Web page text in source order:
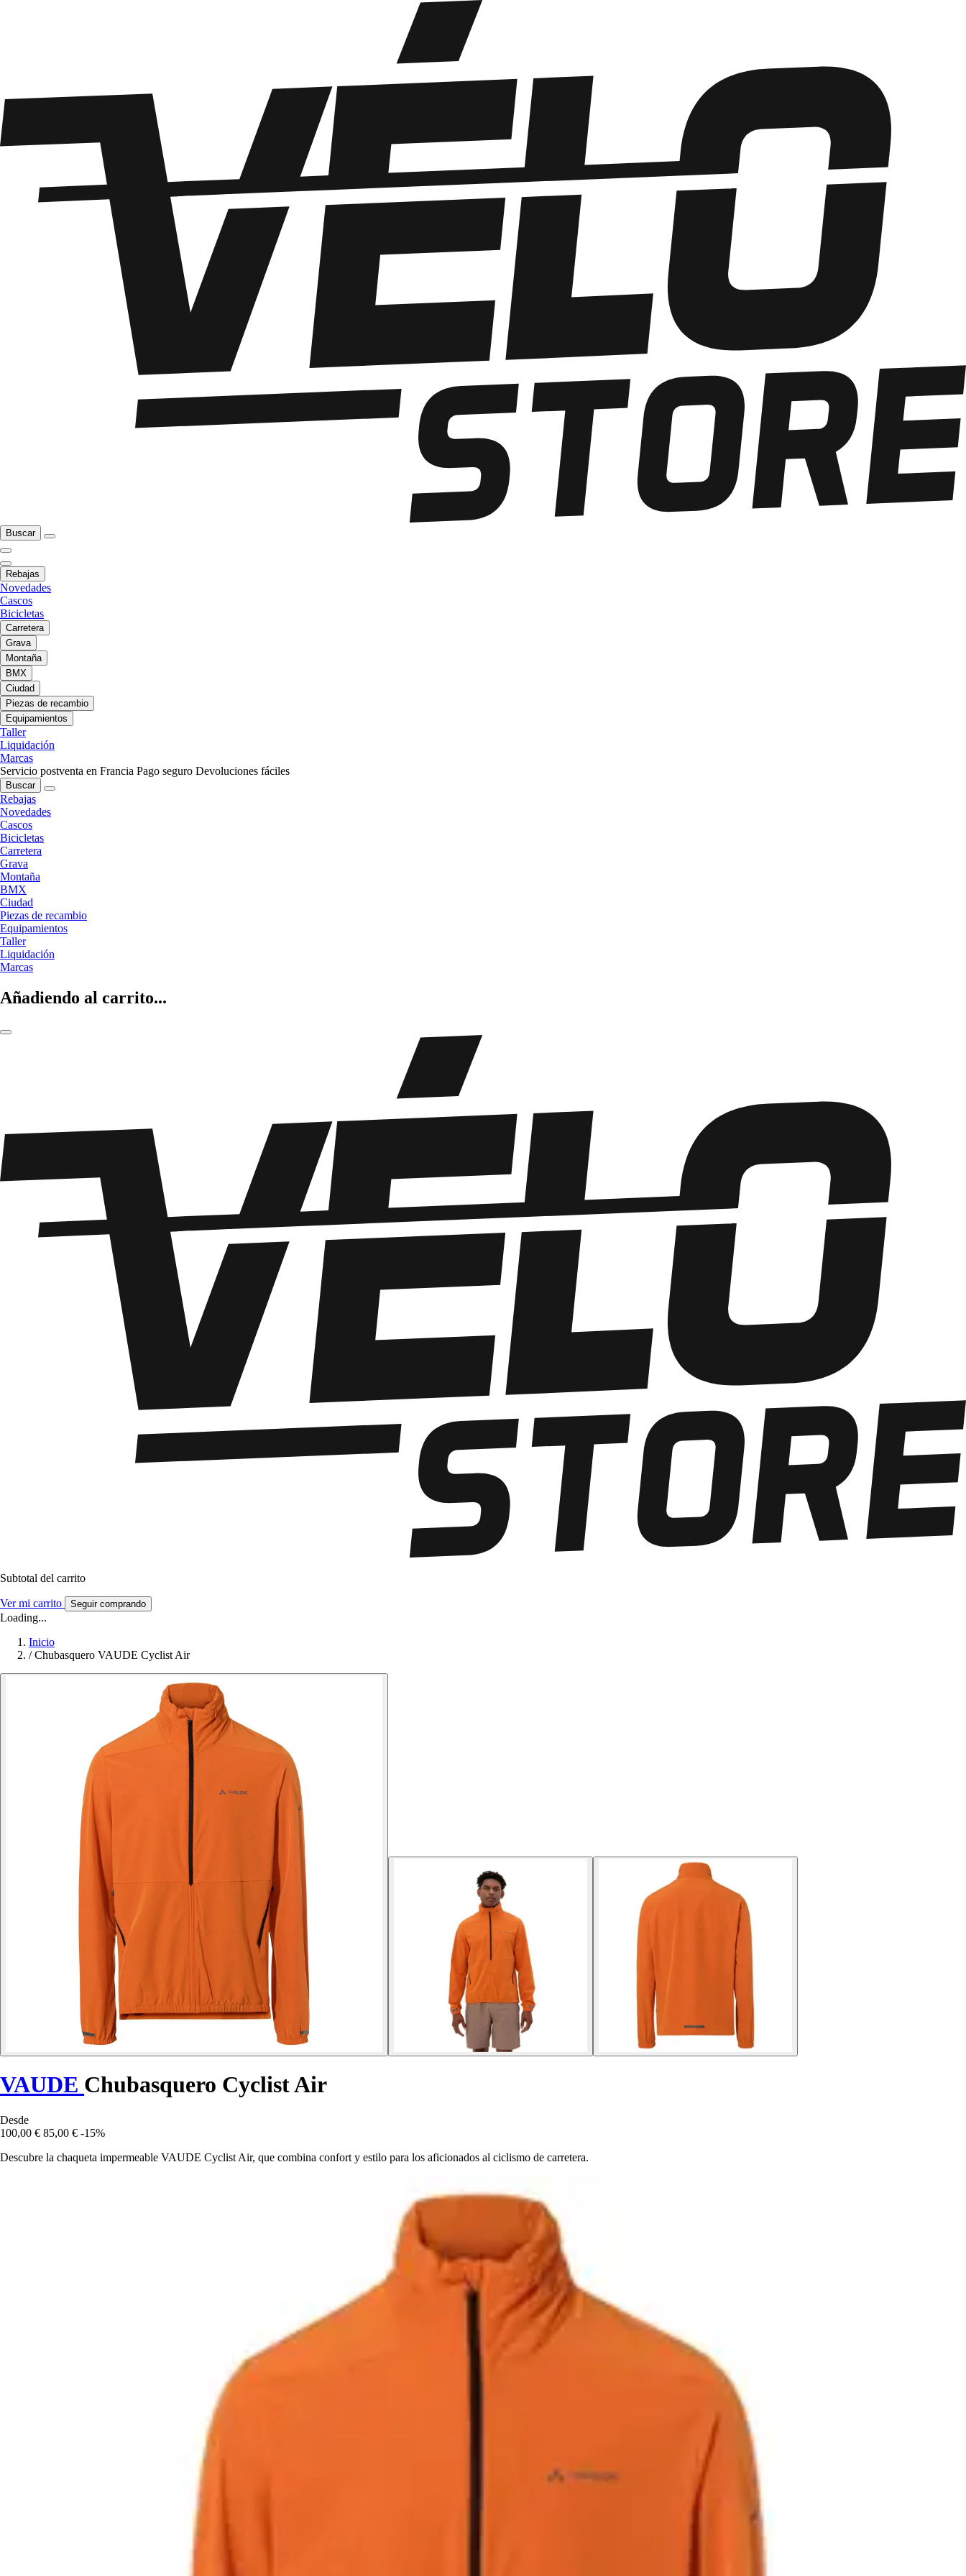
Buscar
Rebajas
Novedades
Cascos
Bicicletas
Carretera
Grava
Montaña
BMX
Ciudad
Piezas de recambio
Equipamientos
Taller
Liquidación
Marcas
Servicio postventa en Francia Pago seguro Devoluciones fáciles
Buscar
Rebajas
Novedades
Cascos
Bicicletas
Carretera
Grava
Montaña
BMX
Ciudad
Piezas de recambio
Equipamientos
Taller
Liquidación
Marcas
Añadiendo al carrito...
Subtotal del carrito
Ver mi carrito Seguir comprando
Loading...
Inicio
/ Chubasquero VAUDE Cyclist Air
VAUDE Chubasquero Cyclist Air
Desde
100,00 € 85,00 € -15%
Descubre la chaqueta impermeable VAUDE Cyclist Air, que combina confort y estilo para los aficionados al ciclismo de carretera.